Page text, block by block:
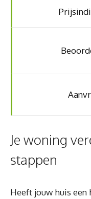
Je woning
stappen
Heeft jouw huis